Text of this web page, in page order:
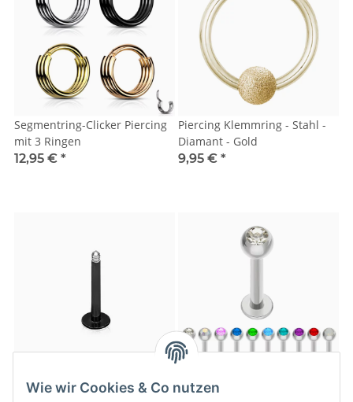
Wie wir Cookies & Co nutzen
Segmentring-Clicker Piercing
mit 3 Ringen
12,95 € *
Piercing Klemmring - Stahl -
Diamant - Gold
9,95 € *
Schwarzes Stahl Piercing
Labret ohne Kugel
Piercing Labret - Stahl - Silber
- Kristall